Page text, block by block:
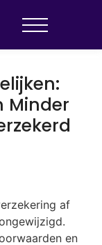
Minder
af
en